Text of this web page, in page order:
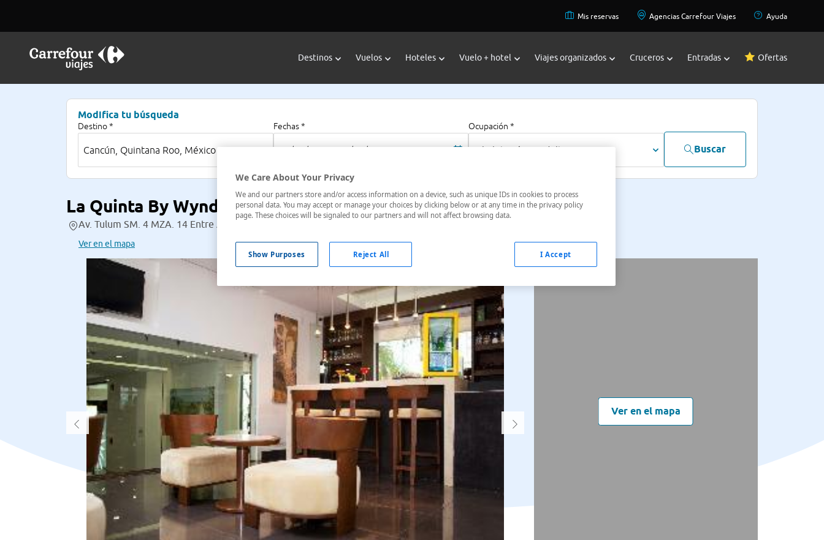
Mis reservas Agencias Carrefour Viajes Ayuda
Destinos Vuelos Hoteles Vuelo + hotel Viajes organizados Cruceros Entradas Ofertas
Modifica tu búsqueda
Destino * Fechas *
06/08/2026 - 06/08/2027
Ocupación *
1 habitación, 2 adultos Buscar
La Quinta By Wyndham Cancún
Av. Tulum SM. 4 MZA. 14 Entre Av,9988729400 6 , Cancún, Quintana Roo, México
Ver en el mapa
Ver en el mapa
We Care About Your Privacy
We and our partners store and/or access information on a device, such as unique IDs in cookies to process
personal data. You may accept or manage your choices by clicking below or at any time in the privacy policy
page. These choices will be signaled to our partners and will not affect browsing data.
Show Purposes Reject All I Accept